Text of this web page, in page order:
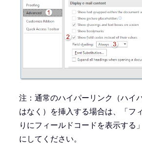
注：通常のハイパーリンク（ハイ
はなく）を挿入する場合は、「フ
りにフィールドコードを表示する
にしてください。